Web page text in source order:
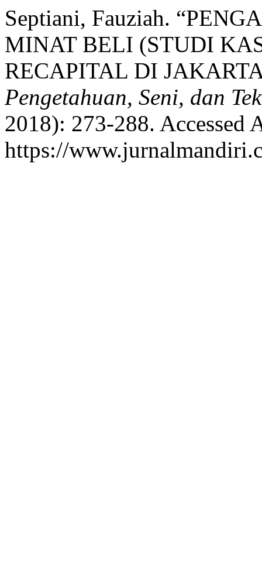
Septiani, Fauziah.
MINAT BELI (STUDI
RECAPITAL DI
Pengetahuan, Seni, dan
2018): 273-288. Accessed
https://